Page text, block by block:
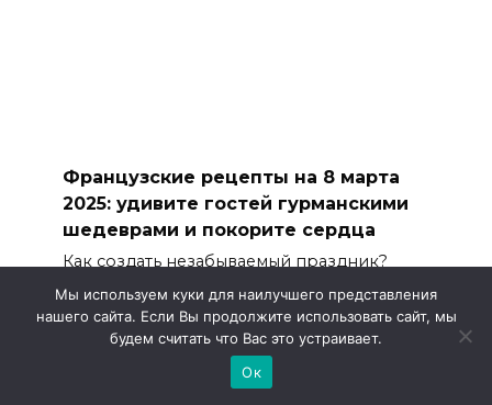
Французские рецепты на 8 марта
2025: удивите гостей гурманскими
шедеврами и покорите сердца
Как создать незабываемый праздник?
Откройте для себя
0 0
Мы используем куки для наилучшего представления
нашего сайта. Если Вы продолжите использовать сайт, мы
будем считать что Вас это устраивает.
Ок